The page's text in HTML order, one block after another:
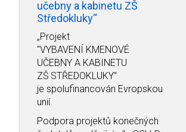
učebny a kabinetu ZŠ
Středokluky“
„Projekt
"VYBAVENÍ KMENOVÉ
UČEBNY A KABINETU
ZŠ STŘEDOKLUKY"
je spolufinancován Evropskou
unií.
Podpora projektů konečných